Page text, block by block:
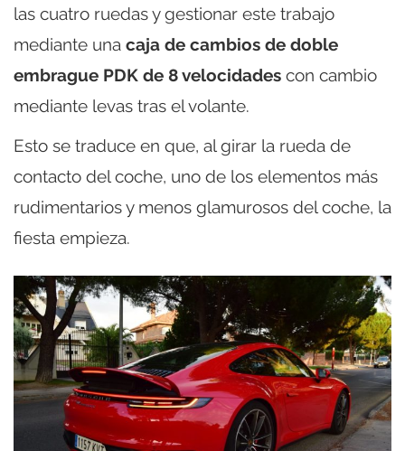
las cuatro ruedas y gestionar este trabajo
mediante una caja de cambios de doble
embrague PDK de 8 velocidades con cambio
mediante levas tras el volante.
Esto se traduce en que, al girar la rueda de
contacto del coche, uno de los elementos más
rudimentarios y menos glamurosos del coche, la
fiesta empieza.